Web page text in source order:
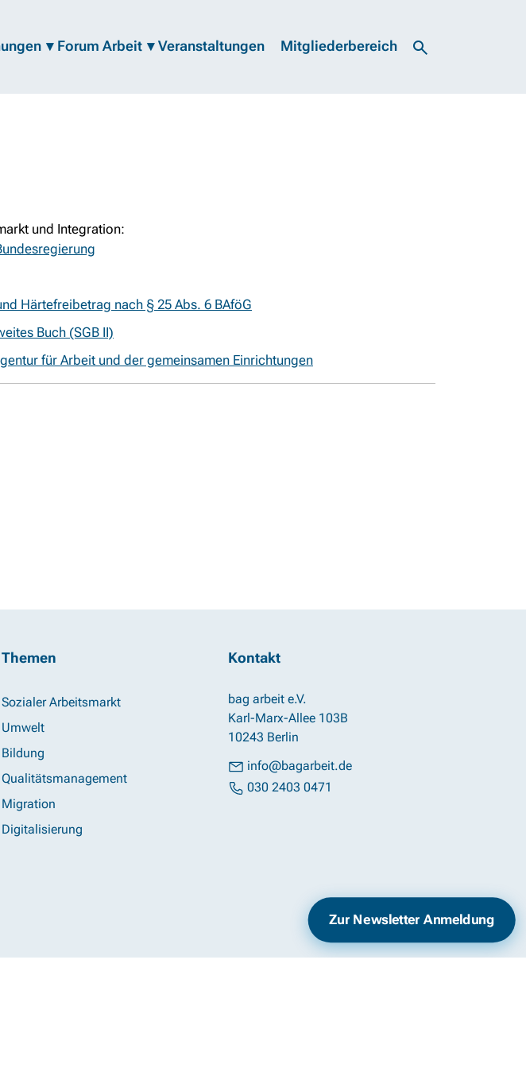
Forum Arbeit Veranstaltungen Mitgliederbereich
und Integration:
Härtefreibetrag nach § 25 Abs. 6 BAföG
Buch (SGB II)
für Arbeit und der gemeinsamen Einrichtungen
Themen
Sozialer Arbeitsmarkt
Umwelt
Bildung
Qualitätsmanagement
Migration
Digitalisierung
Kontakt
bag arbeit e.V.
Karl-Marx-Allee 103B
10243 Berlin
info@bagarbeit.de
030 2403 0471
Impressum Datenschutz
Zur Newsletter Anmeldung